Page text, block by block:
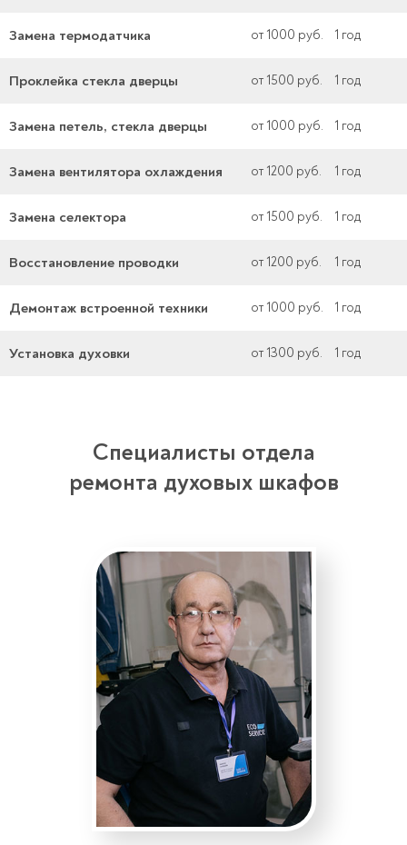
Замена термодатчика от 1000 руб. 1 год
Проклейка стекла дверцы от 1500 руб. 1 год
Замена петель, стекла дверцы от 1000 руб. 1 год
Замена вентилятора охлаждения от 1200 руб. 1 год
Замена селектора от 1500 руб. 1 год
Восстановление проводки от 1200 руб. 1 год
Демонтаж встроенной техники от 1000 руб. 1 год
Установка духовки от 1300 руб. 1 год
Специалисты отдела
ремонта духовых шкафов